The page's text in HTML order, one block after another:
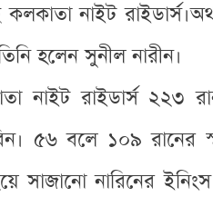
কলকাতা নাইট
হলেন সুনীল নারীন।
নাইট রাইডার্স ২২৩
৫৬ বলে ১০৯
সাজানো নারিনের